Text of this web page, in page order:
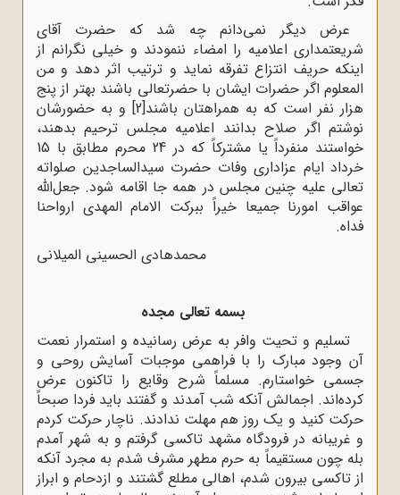
عرض دیگر نمى‌دانم چه شد که حضرت آقاى
شریعتمدارى اعلامیه را امضاء ننمودند و خیلى نگرانم از
اینکه حریف انتزاع تفرقه نماید و ترتیب اثر دهد و من
المعلوم اگر حضرات ایشان با حضرتعالى باشند بهتر از پنج
هزار نفر است که به همراهتان باشند[2] و به حضورشان
نوشتم اگر صلاح بدانند اعلامیه مجلس ترحیم بدهند،
خواستند منفرداً یا مشترکاً که در 24 محرم مطابق با 15
خرداد ایام عزادارى وفات حضرت سیدالساجدین صلواته
تعالى علیه چنین مجلس در همه جا اقامه شود. جعل‌اللّه‌
عواقب امورنا جمیعا خیراً ببرکت الامام المهدى ارواحنا
فداه.
محمدهادى الحسینى المیلانى
بسمه تعالى مجده
تسلیم و تحیت وافر به عرض رسانیده و استمرار نعمت
آن وجود مبارک را با فراهمى موجبات آسایش روحى و
جسمى خواستارم. مسلماً شرح وقایع را تاکنون عرض
کرده‌اند. اجمالش آنکه شب آمدند و گفتند باید فردا صبحاً
حرکت کنید و یک روز هم مهلت ندادند. ناچار حرکت کردم
و غریبانه در فرودگاه مشهد تاکسى گرفتم و به شهر آمدم
بله چون مستقیماً به حرم مطهر مشرف شدم به مجرد آنکه
از تاکسى بیرون شدم، اهالى مطلع گشتند و ازدحام و ابراز